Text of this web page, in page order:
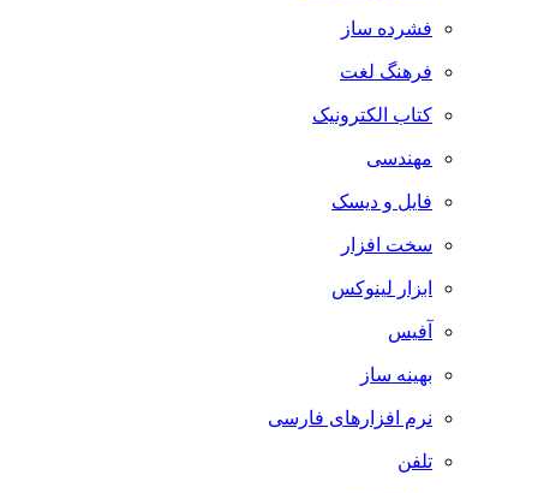
فشرده ساز
فرهنگ لغت
کتاب الکترونیک
مهندسی
فایل و دیسک
سخت افزار
ابزار لینوکس
آفیس
بهینه ساز
نرم افزارهای فارسی
تلفن